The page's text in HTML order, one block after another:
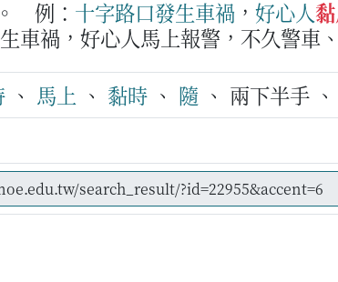
例： 十字路口發生車禍 ， 好心人
生車禍，好心人馬上報警，不久警車
、 馬上 、 黏時 、 隨 、 兩下半手 、